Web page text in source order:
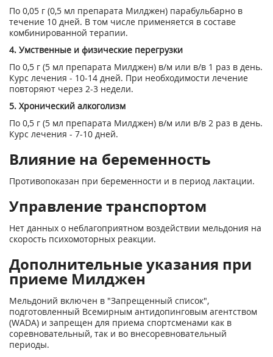
По 0,05 г (0,5 мл препарата Милджен) парабульбарно в
течение 10 дней. В том числе применяется в составе
комбинированной терапии.
4. Умственные и физические перегрузки
По 0,5 г (5 мл препарата Милджен) в/м или в/в 1 раз в день.
Курс лечения - 10-14 дней. При необходимости лечение
повторяют через 2-3 недели.
5. Хронический алкоголизм
По 0,5 г (5 мл препарата Милджен) в/м или в/в 2 раз в день.
Курс лечения - 7-10 дней.
Влияние на беременность
Противопоказан при беременности и в период лактации.
Управление транспортом
Нет данных о неблагоприятном воздействии мельдония на
скорость психомоторных реакции.
Дополнительные указания при
приеме Милджен
Мельдоний включен в "Запрещенный список",
подготовленный Всемирным антидопинговым агентством
(WADA) и запрещен для приема спортсменами как в
соревновательный, так и во внесоревновательный
периоды.